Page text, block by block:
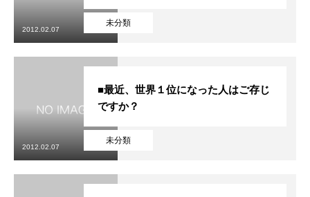
未分類
2012.02.07
未分類
■最近、世界１位になった人はご存じ
ですか？
2012.02.07